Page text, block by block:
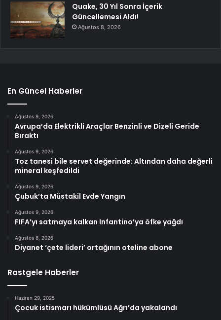
Quake, 30 Yıl Sonra İçerik
Güncellemesi Aldı!
Ağustos 8, 2026
En Güncel Haberler
Ağustos 9, 2026
Avrupa’da Elektrikli Araçlar Benzinli ve Dizeli Geride
Bıraktı
Ağustos 9, 2026
Toz tanesi bile servet değerinde: Altından daha değerli
mineral keşfedildi
Ağustos 9, 2026
Çubuk’ta Müstakil Evde Yangın
Ağustos 9, 2026
FIFA’yı satmaya kalkan Infantino’ya öfke yağdı
Ağustos 8, 2026
Diyanet ‘çete lideri’ ortağının oteline abone
Rastgele Haberler
Haziran 29, 2025
Çocuk istismarı hükümlüsü Ağrı’da yakalandı